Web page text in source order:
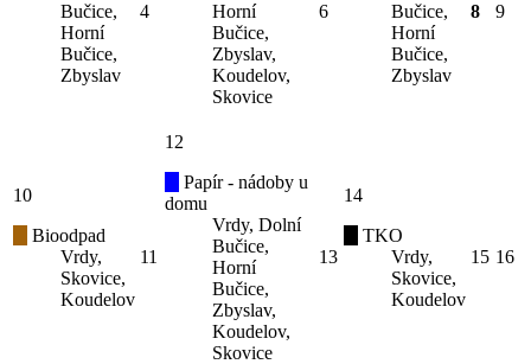
Bučice,
Horní
Bučice,
Zbyslav
4
Horní
Bučice,
Zbyslav,
Koudelov,
Skovice
6
Bučice,
Horní
Bučice,
Zbyslav
8 9
10
Bioodpad
Vrdy,
Skovice,
Koudelov
11
12
Papír - nádoby u
domu
Vrdy, Dolní
Bučice,
Horní
Bučice,
Zbyslav,
Koudelov,
Skovice
13
14
TKO
Vrdy,
Skovice,
Koudelov
15 16